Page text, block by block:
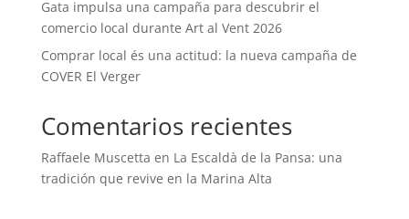
Gata impulsa una campaña para descubrir el
comercio local durante Art al Vent 2026
Comprar local és una actitud: la nueva campaña de
COVER El Verger
Comentarios recientes
Raffaele Muscetta en La Escaldà de la Pansa: una
tradición que revive en la Marina Alta